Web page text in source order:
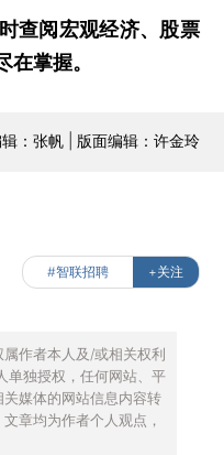
查阅宏观经济、股票
掌握。
：张帆 | 版面编辑：许金玲
#智联招聘 +关注
作者本人及/或相关权利
单独授权，任何网站、平
媒体的网站信息内容转
章均为作者个人观点，